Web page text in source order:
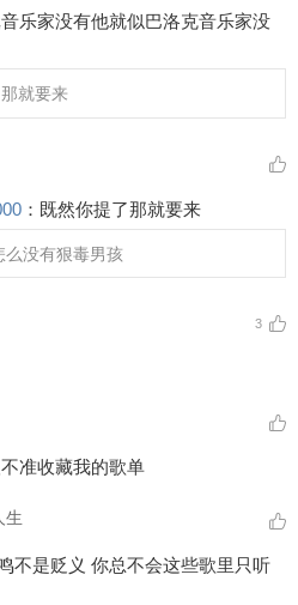
乐家没有他就似巴洛克音乐家没
就要来
： 既然你提了那就要来
么没有狠毒男孩
3
准收藏我的歌单
生
不是贬义 你总不会这些歌里只听